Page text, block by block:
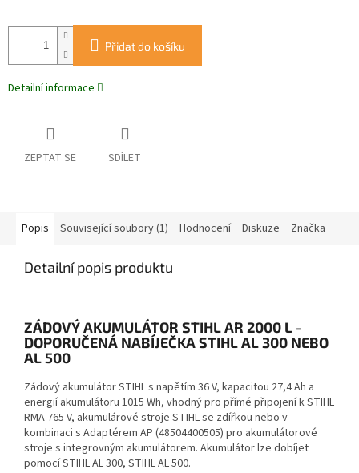
Přidat do košíku
Detailní informace
ZEPTAT SE SDÍLET
Popis Související soubory (1) Hodnocení Diskuze Značka
Detailní popis produktu
ZÁDOVÝ AKUMULÁTOR STIHL AR 2000 L -
DOPORUČENÁ NABÍJEČKA STIHL AL 300 NEBO
AL 500
Zádový akumulátor STIHL s napětím 36 V, kapacitou 27,4 Ah a
energií akumulátoru 1015 Wh, vhodný pro přímé připojení k STIHL
RMA 765 V, akumulárové stroje STIHL se zdířkou nebo v
kombinaci s Adaptérem AP (48504400505) pro akumulátorové
stroje s integrovným akumulátorem. Akumulátor lze dobíjet
pomocí STIHL AL 300, STIHL AL 500.